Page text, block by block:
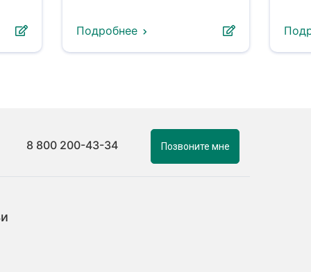
Подробнее
8 800 200-43-34 Позвоните мне